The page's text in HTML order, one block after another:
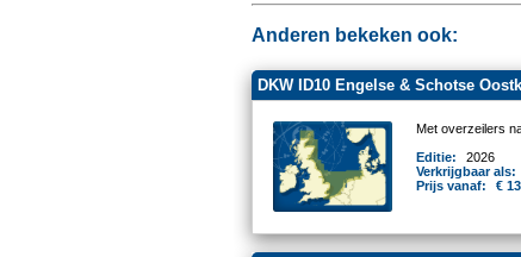
Anderen bekeken ook:
DKW ID10 Engelse & Schotse
Met overzeilers
Editie:
2026
Verkrijgbaar als:
Prijs vanaf:
€